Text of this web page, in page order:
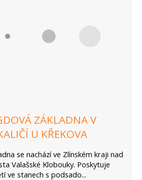
ZÁKLADNA V
U KŘEKOVA
se nachází ve Zlínském kraji nad
Valašské Klobouky. Poskytuje
ve stanech s podsado...